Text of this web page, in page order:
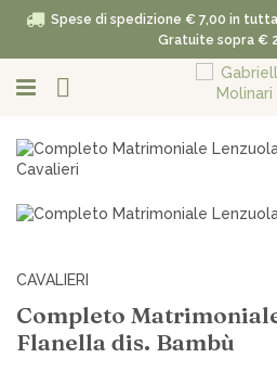
Spese di spedizione € 7,00 in
Gratuite sopra €
CAVALIERI
Completo
Flanella dis. Bambù